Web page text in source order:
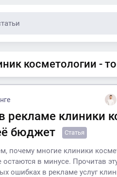
косметологии -
рекламе клиники
бюджет
Статья
почему многие клиники
остаются в минусе. Прочитав
ошибках в рекламе услуг